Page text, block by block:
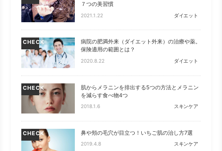
７つの美習慣
2021.1.22 ダイエット
CHECK
病院の肥満外来（ダイエット外来）の治療や薬。
保険適用の範囲とは？
2020.8.22 ダイエット
CHECK
肌からメラニンを排出する5つの方法とメラニン
を減らす食べ物4つ
2018.1.6 スキンケア
CHECK 鼻や頬の毛穴が目立つ！いちご肌の治し方7選
2019.4.8 スキンケア